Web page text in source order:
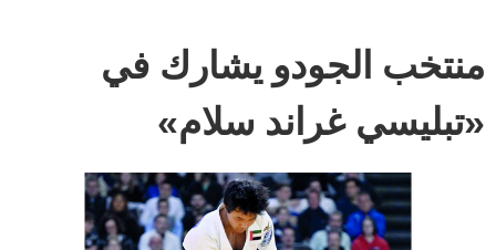
منتخب الجودو يشارك في
«تبليسي غراند سلام»